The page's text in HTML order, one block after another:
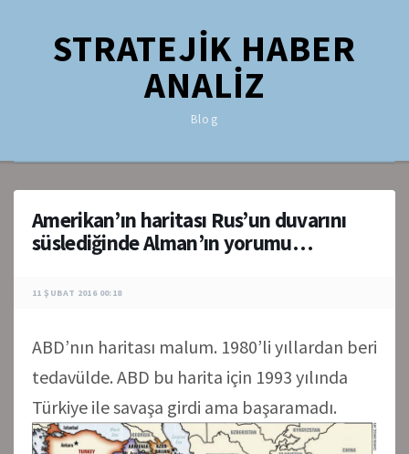
STRATEJİK HABER
ANALİZ
Blog
Amerikan’ın haritası Rus’un duvarını
süslediğinde Alman’ın yorumu…
11 ŞUBAT 2016 00:18
ABD’nın haritası malum. 1980’li yıllardan beri
tedavülde. ABD bu harita için 1993 yılında
Türkiye ile savaşa girdi ama başaramadı.